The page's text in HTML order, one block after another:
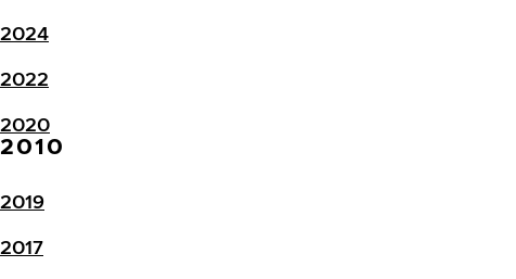
2024
2022
2020
2010
2019
2017